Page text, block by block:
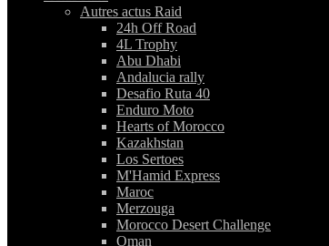
Autres actus Raid
24h Off Road
4L Trophy
Abu Dhabi
Andalucia rally
Desafio Ruta 40
Enduro Moto
Hearts of Morocco
Kazakhstan
Los Sertoes
M'Hamid Express
Maroc
Merzouga
Morocco Desert Challenge
Oman